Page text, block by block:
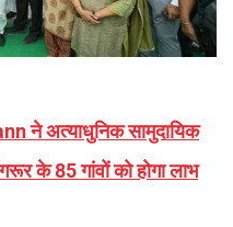
ने अत्याधुनिक सामुदायिक
के 85 गांवों को होगा लाभ